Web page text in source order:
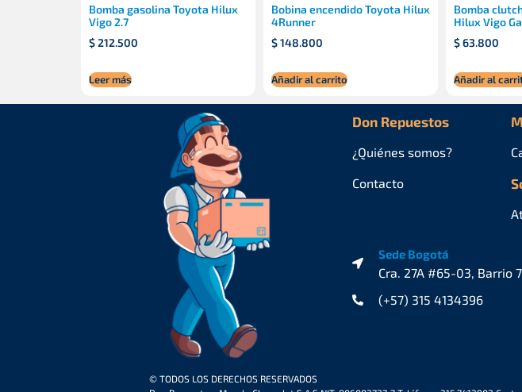
Bomba gasolina Toyota Hilux
Vigo 2.7
$212.500
Leer más
Bobina encendido Toyota Hilux
4Runner
$148.800
Añadir al carrito
Bomba
Hilux Vigo
$63.800
Añadir al
Don Repuestos
¿Quiénes somos?
Contacto
Sede Bogotá
Cra. 27A #65-03, Barrio
(+57) 315 4134396
© TODOS LOS DERECHOS RESERVADOS